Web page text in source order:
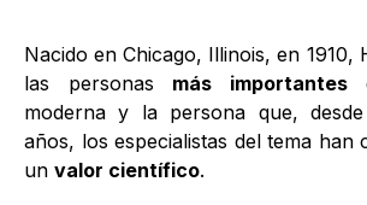
Nacido en Chicago, Illinois, en 1910,
las personas más importantes
moderna y la persona que,
años, los especialistas del tema han
un valor científico.